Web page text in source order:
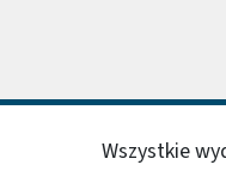
Wszystkie